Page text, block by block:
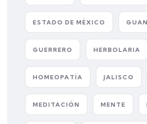
ESTADO DE MÉXICO
GUERRERO HERBOLARIA
HOMEOPATÍA JALISCO
MEDITACIÓN MENTE